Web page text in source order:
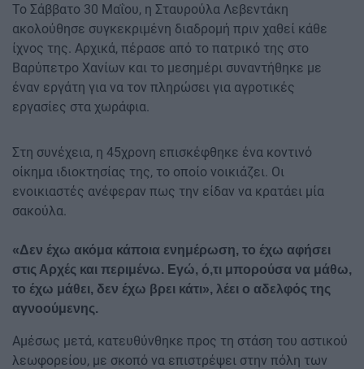
Το Σάββατο 30 Μαΐου, η Σταυρούλα Λεβεντάκη
ακολούθησε συγκεκριμένη διαδρομή πριν χαθεί κάθε
ίχνος της. Αρχικά, πέρασε από το πατρικό της στο
Βαρύπετρο Χανίων και το μεσημέρι συναντήθηκε με
έναν εργάτη για να τον πληρώσει για αγροτικές
εργασίες στα χωράφια.
Στη συνέχεια, η 45χρονη επισκέφθηκε ένα κοντινό
οίκημα ιδιοκτησίας της, το οποίο νοικιάζει. Οι
ενοικιαστές ανέφεραν πως την είδαν να κρατάει μία
σακούλα.
«Δεν έχω ακόμα κάποια ενημέρωση, το έχω αφήσει
στις Αρχές και περιμένω. Εγώ, ό,τι μπορούσα να μάθω,
το έχω μάθει, δεν έχω βρει κάτι», λέει ο αδελφός της
αγνοούμενης.
Αμέσως μετά, κατευθύνθηκε προς τη στάση του αστικού
λεωφορείου, με σκοπό να επιστρέψει στην πόλη των